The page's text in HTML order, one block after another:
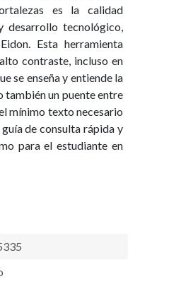
es la calidad
desarrollo tecnológico,
Esta herramienta
contraste, incluso en
se enseña y entiende la
también un puente entre
mínimo texto necesario
de consulta rápida y
para el estudiante en